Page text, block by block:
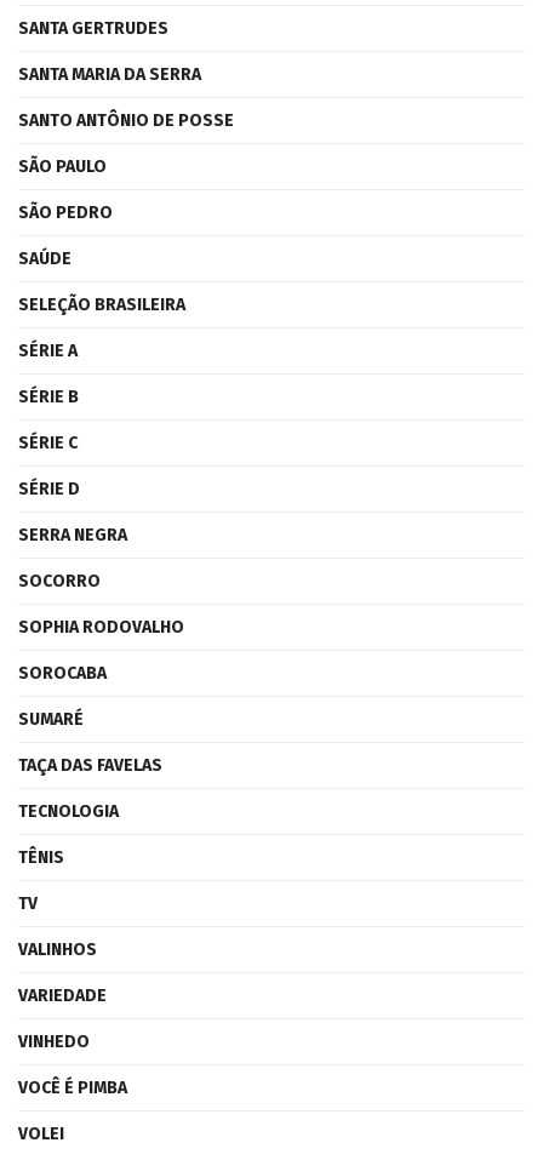
SANTA GERTRUDES
SANTA MARIA DA SERRA
SANTO ANTÔNIO DE POSSE
SÃO PAULO
SÃO PEDRO
SAÚDE
SELEÇÃO BRASILEIRA
SÉRIE A
SÉRIE B
SÉRIE C
SÉRIE D
SERRA NEGRA
SOCORRO
SOPHIA RODOVALHO
SOROCABA
SUMARÉ
TAÇA DAS FAVELAS
TECNOLOGIA
TÊNIS
TV
VALINHOS
VARIEDADE
VINHEDO
VOCÊ É PIMBA
VOLEI